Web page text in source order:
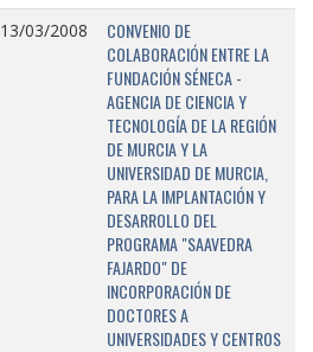
13/03/2008
CONVENIO DE
COLABORACIÓN ENTRE LA
FUNDACIÓN SÉNECA -
AGENCIA DE CIENCIA Y
TECNOLOGÍA DE LA REGIÓN
DE MURCIA Y LA
UNIVERSIDAD DE MURCIA,
PARA LA IMPLANTACIÓN Y
DESARROLLO DEL
PROGRAMA "SAAVEDRA
FAJARDO" DE
INCORPORACIÓN DE
DOCTORES A
UNIVERSIDADES Y CENTROS